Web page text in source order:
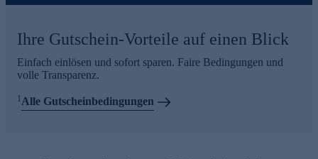
Ihre Gutschein-Vorteile auf einen Blick
Einfach einlösen und sofort sparen. Faire Bedingungen und
volle Transparenz.
1Alle Gutscheinbedingungen